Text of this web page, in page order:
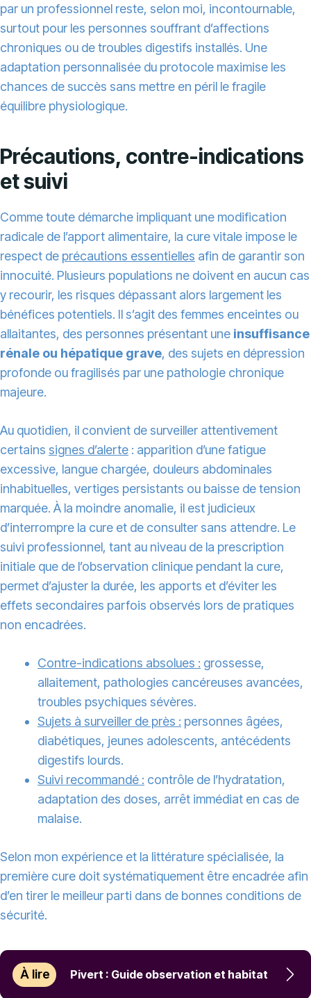
par un professionnel reste, selon moi, incontournable,
surtout pour les personnes souffrant d’affections
chroniques ou de troubles digestifs installés. Une
adaptation personnalisée du protocole maximise les
chances de succès sans mettre en péril le fragile
équilibre physiologique.
Précautions, contre-indications
et suivi
Comme toute démarche impliquant une modification
radicale de l’apport alimentaire, la cure vitale impose le
respect de précautions essentielles afin de garantir son
innocuité. Plusieurs populations ne doivent en aucun cas
y recourir, les risques dépassant alors largement les
bénéfices potentiels. Il s’agit des femmes enceintes ou
allaitantes, des personnes présentant une insuffisance
rénale ou hépatique grave, des sujets en dépression
profonde ou fragilisés par une pathologie chronique
majeure.
Au quotidien, il convient de surveiller attentivement
certains signes d’alerte : apparition d’une fatigue
excessive, langue chargée, douleurs abdominales
inhabituelles, vertiges persistants ou baisse de tension
marquée. À la moindre anomalie, il est judicieux
d’interrompre la cure et de consulter sans attendre. Le
suivi professionnel, tant au niveau de la prescription
initiale que de l’observation clinique pendant la cure,
permet d’ajuster la durée, les apports et d’éviter les
effets secondaires parfois observés lors de pratiques
non encadrées.
Contre-indications absolues : grossesse,
allaitement, pathologies cancéreuses avancées,
troubles psychiques sévères.
Sujets à surveiller de près : personnes âgées,
diabétiques, jeunes adolescents, antécédents
digestifs lourds.
Suivi recommandé : contrôle de l’hydratation,
adaptation des doses, arrêt immédiat en cas de
malaise.
Selon mon expérience et la littérature spécialisée, la
première cure doit systématiquement être encadrée afin
d’en tirer le meilleur parti dans de bonnes conditions de
sécurité.
À lire Pivert : Guide observation et habitat